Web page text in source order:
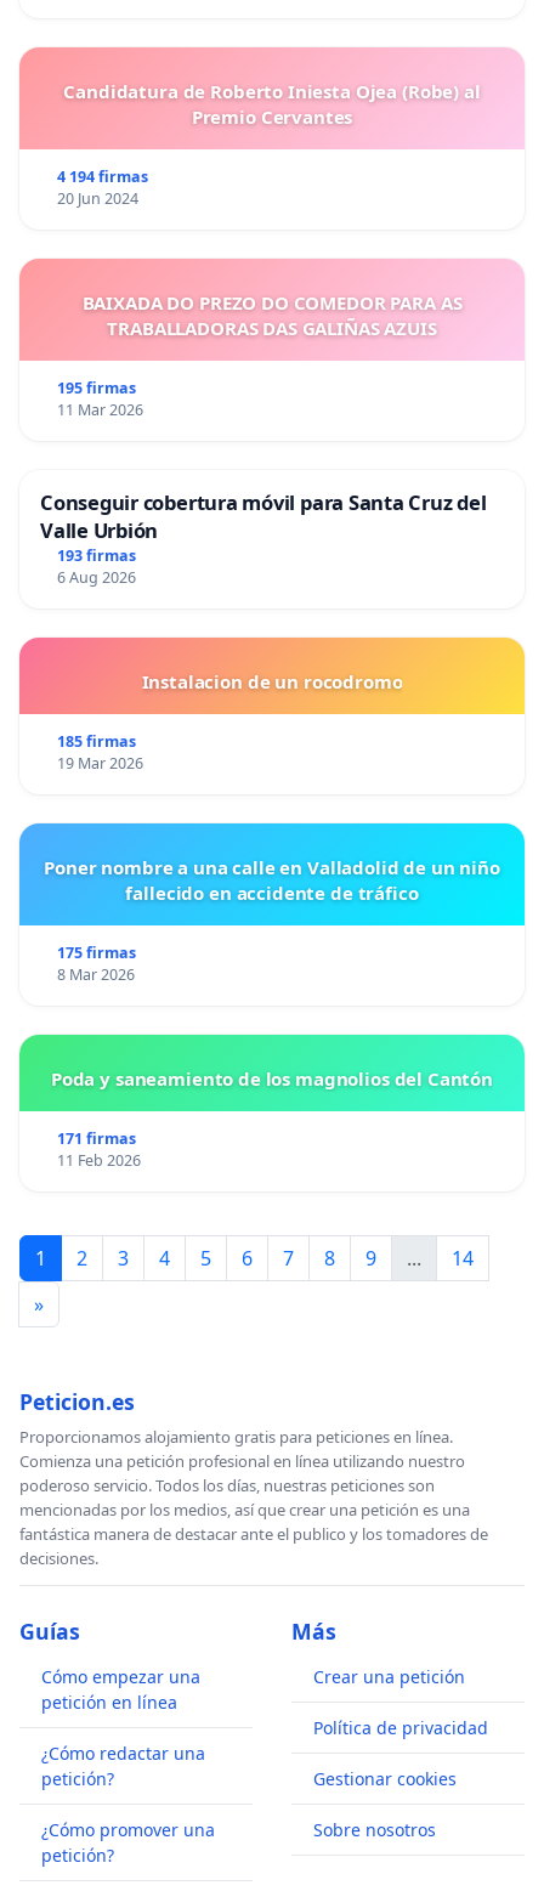
Candidatura de Roberto Iniesta Ojea (Robe) al
Premio Cervantes
4 194 firmas
20 Jun 2024
BAIXADA DO PREZO DO COMEDOR PARA AS
TRABALLADORAS DAS GALIÑAS AZUIS
195 firmas
11 Mar 2026
Conseguir cobertura móvil para Santa Cruz del
Valle Urbión
193 firmas
6 Aug 2026
Instalacion de un rocodromo
185 firmas
19 Mar 2026
Poner nombre a una calle en Valladolid de un niño
fallecido en accidente de tráfico
175 firmas
8 Mar 2026
Poda y saneamiento de los magnolios del Cantón
171 firmas
11 Feb 2026
1 2 3 4 5 6 7 8 9 ...
14
»
Peticion.es
Proporcionamos alojamiento gratis para peticiones en línea.
Comienza una petición profesional en línea utilizando nuestro
poderoso servicio. Todos los días, nuestras peticiones son
mencionadas por los medios, así que crear una petición es una
fantástica manera de destacar ante el publico y los tomadores de
decisiones.
Guías
Cómo empezar una
petición en línea
¿Cómo redactar una
petición?
¿Cómo promover una
petición?
Más
Crear una petición
Política de privacidad
Gestionar cookies
Sobre nosotros